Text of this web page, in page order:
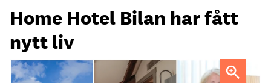
Home Hotel Bilan har fått
nytt liv
Anna Sundenhammar, General Manager på Home Hotel